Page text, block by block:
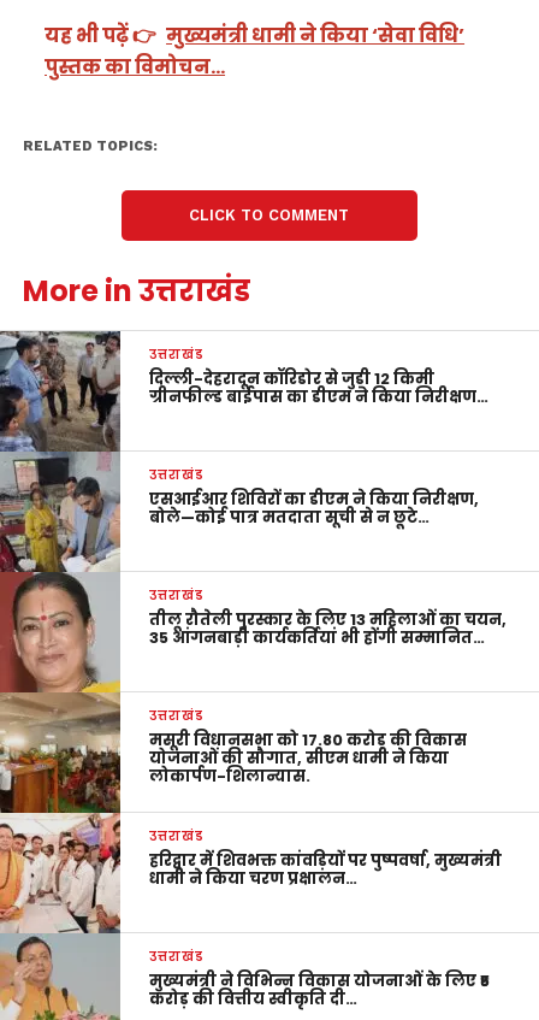
यह भी पढ़ें 👉 मुख्यमंत्री धामी ने किया ‘सेवा विधि’
पुस्तक का विमोचन…
RELATED TOPICS:
CLICK TO COMMENT
More in उत्तराखंड
उत्तराखंड
दिल्ली-देहरादून कॉरिडोर से जुड़ी 12 किमी
ग्रीनफील्ड बाईपास का डीएम ने किया निरीक्षण…
उत्तराखंड
एसआईआर शिविरों का डीएम ने किया निरीक्षण,
बोले—कोई पात्र मतदाता सूची से न छूटे…
उत्तराखंड
तीलू रौतेली पुरस्कार के लिए 13 महिलाओं का चयन,
35 आंगनबाड़ी कार्यकर्तियां भी होंगी सम्मानित…
उत्तराखंड
मसूरी विधानसभा को 17.80 करोड़ की विकास
योजनाओं की सौगात, सीएम धामी ने किया
लोकार्पण-शिलान्यास.
उत्तराखंड
हरिद्वार में शिवभक्त कांवड़ियों पर पुष्पवर्षा, मुख्यमंत्री
धामी ने किया चरण प्रक्षालन…
उत्तराखंड
मुख्यमंत्री ने विभिन्न विकास योजनाओं के लिए ₹5
करोड़ की वित्तीय स्वीकृति दी…